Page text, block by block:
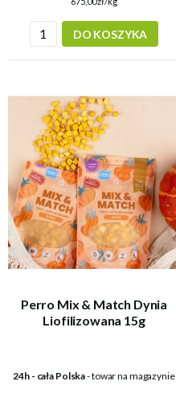
DO KOSZYKA
Perro Mix & Match Dynia
Liofilizowana 15g
24h - cała Polska- towar na magazynie